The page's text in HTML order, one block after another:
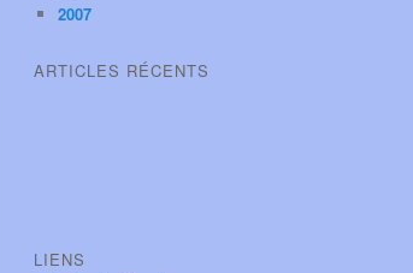
2007
ARTICLES RÉCENTS
LIENS